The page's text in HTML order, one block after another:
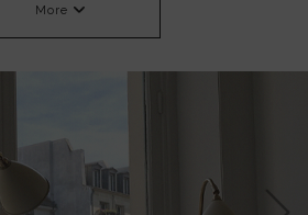
More